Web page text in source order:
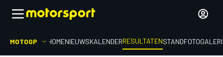
MOTOGP HOMENIEUWSKALENDERRESULTATENSTAND